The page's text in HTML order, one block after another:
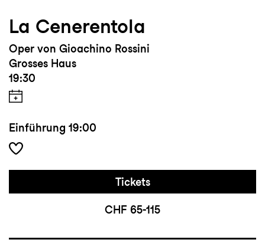
La Cenerentola
Oper von Gioachino Rossini
Grosses Haus
19:30
Einführung 19:00
Tickets
CHF 65-115